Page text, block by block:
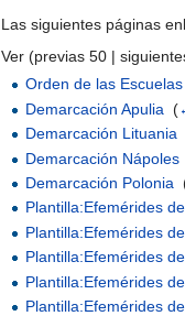
Las siguientes páginas
Ver (previas 50 |
Orden de las
Demarcación Apulia
(
Demarcación Lituania
Demarcación Nápoles
Demarcación Polonia
Plantilla:Efemérides
Plantilla:Efemérides
Plantilla:Efemérides
Plantilla:Efemérides
Plantilla:Efemérides